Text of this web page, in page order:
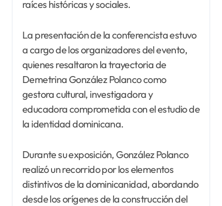
raíces históricas y sociales.
La presentación de la conferencista estuvo
a cargo de los organizadores del evento,
quienes resaltaron la trayectoria de
Demetrina González Polanco como
gestora cultural, investigadora y
educadora comprometida con el estudio de
la identidad dominicana.
Durante su exposición, González Polanco
realizó un recorrido por los elementos
distintivos de la dominicanidad, abordando
desde los orígenes de la construcción del